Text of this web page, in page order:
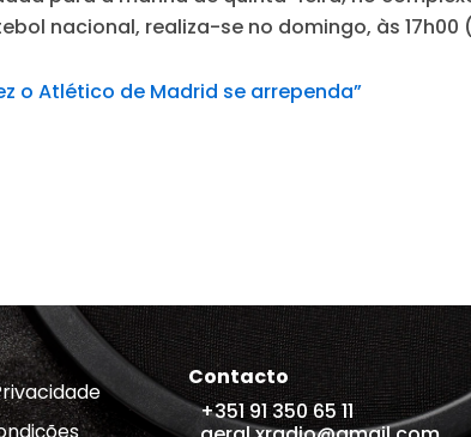
nacional, realiza-se no domingo, às
o Atlético de Madrid se arrependa”
Contacto
+351 91 350 65 11